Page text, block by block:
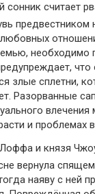
сонник считает
предвестником
необходимо
злые сплетни,
Разорванные
влечения
и проблемах
и князя
вернула
наяву с ней